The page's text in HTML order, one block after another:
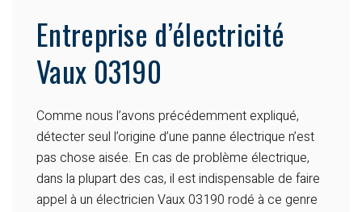
Entreprise d’électricité
Vaux 03190
Comme nous l’avons précédemment expliqué,
détecter seul l’origine d’une panne électrique n’est
pas chose aisée. En cas de problème électrique,
dans la plupart des cas, il est indispensable de faire
appel à un électricien Vaux 03190 rodé à ce genre